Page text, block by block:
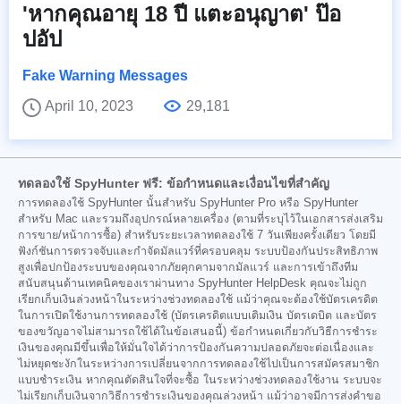
'หากคุณอายุ 18 ปี แตะอนุญาต' ป๊อ
ปอัป
Fake Warning Messages
April 10, 2023
29,181
ทดลองใช้ SpyHunter ฟรี: ข้อกำหนดและเงื่อนไขที่สำคัญ
การทดลองใช้ SpyHunter นั้นสำหรับ SpyHunter Pro หรือ SpyHunter
สำหรับ Mac และรวมถึงอุปกรณ์หลายเครื่อง (ตามที่ระบุไว้ในเอกสารส่งเสริม
การขาย/หน้าการซื้อ) สำหรับระยะเวลาทดลองใช้ 7 วันเพียงครั้งเดียว โดยมี
ฟังก์ชันการตรวจจับและกำจัดมัลแวร์ที่ครอบคลุม ระบบป้องกันประสิทธิภาพ
สูงเพื่อปกป้องระบบของคุณจากภัยคุกคามจากมัลแวร์ และการเข้าถึงทีม
สนับสนุนด้านเทคนิคของเราผ่านทาง SpyHunter HelpDesk คุณจะไม่ถูก
เรียกเก็บเงินล่วงหน้าในระหว่างช่วงทดลองใช้ แม้ว่าคุณจะต้องใช้บัตรเครดิต
ในการเปิดใช้งานการทดลองใช้ (บัตรเครดิตแบบเติมเงิน บัตรเดบิต และบัตร
ของขวัญอาจไม่สามารถใช้ได้ในข้อเสนอนี้) ข้อกำหนดเกี่ยวกับวิธีการชำระ
เงินของคุณมีขึ้นเพื่อให้มั่นใจได้ว่าการป้องกันความปลอดภัยจะต่อเนื่องและ
ไม่หยุดชะงักในระหว่างการเปลี่ยนจากการทดลองใช้ไปเป็นการสมัครสมาชิก
แบบชำระเงิน หากคุณตัดสินใจที่จะซื้อ ในระหว่างช่วงทดลองใช้งาน ระบบจะ
ไม่เรียกเก็บเงินจากวิธีการชำระเงินของคุณล่วงหน้า แม้ว่าอาจมีการส่งคำขอ